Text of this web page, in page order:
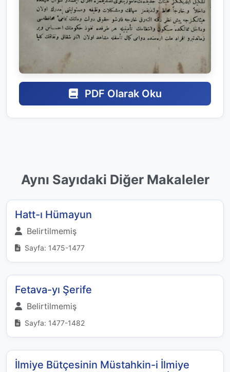
PDF Olarak Oku
Aynı Sayıdaki Diğer Makaleler
Hatt-ı Hümayun
Belirtilmemiş
Sayfa: 1475-1477
Fetava-yı Şerife
Belirtilmemiş
Sayfa: 1477-1482
İlmiye Bütçesinin Müstahkin-i İlmiye